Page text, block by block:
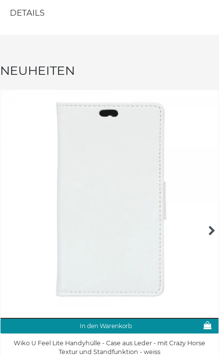
DETAILS
NEUHEITEN
In den Warenkorb
Wiko U Feel Lite Handyhülle - Case aus Leder - mit Crazy Horse
Textur und Standfunktion - weiss